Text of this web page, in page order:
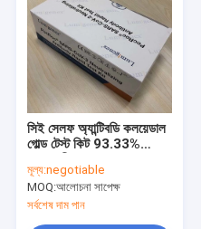
সিই সেলফ অ্যান্টিবডি কলয়েডাল
গোল্ড টেস্ট কিট 93.33%
মূল্য:negotiable
MOQ:আলোচনা সাপেক্ষ
সর্বশেষ দাম পান